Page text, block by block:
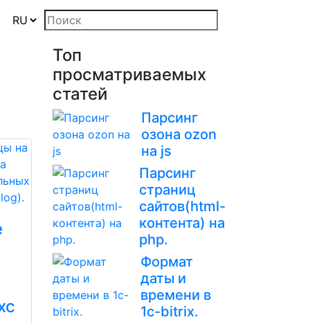
Топ
просматриваемых
статей
Парсинг
озона ozon
на js
Парсинг
страниц
сайтов(html-
контента) на
php.
Формат
даты и
времени в
1c-bitrix.